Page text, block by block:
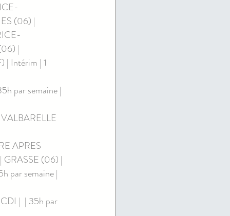
(06) |
|
Intérim | 1
par semaine |
APRES
GRASSE (06) |
par semaine |
|  | 35h par